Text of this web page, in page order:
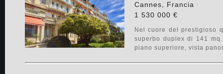
Cannes, Francia
1 530 000 €
Nel cuore del prestigioso
superbo duplex di 141
piano superiore, vista